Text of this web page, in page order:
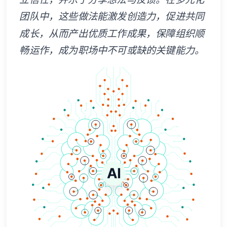
团队中，这些做法能激发创造力，促进共同
成长，从而产出优质工作成果，保障组织顺
畅运作，成为职场中不可或缺的关键能力。